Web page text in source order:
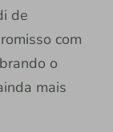
de
com
o
mais